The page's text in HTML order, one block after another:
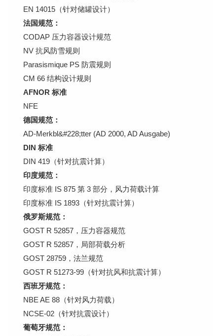
EN 14015（针对储罐设计）
法国规范：
CODAP 压力容器设计规范
NV 抗风防雪规则
Parasismique PS 防震规则
CM 66 结构设计规则
AFNOR 标准
NFE
德国规范：
AD-Merkbl&#228;tter (AD 2000, AD Ausgabe)
DIN 标准
DIN 419（针对抗震计算）
印度规范：
印度标准 IS 875 第 3 部分，风力荷载计算
印度标准 IS 1893（针对抗震计算）
俄罗斯规范：
GOST R 52857，压力容器规范
GOST R 52857，局部荷载分析
GOST 28759，法兰规范
GOST R 51273-99（针对抗风和抗震计算）
西班牙规范：
NBE AE 88（针对风力荷载）
NCSE-02（针对抗震设计）
葡萄牙规范：